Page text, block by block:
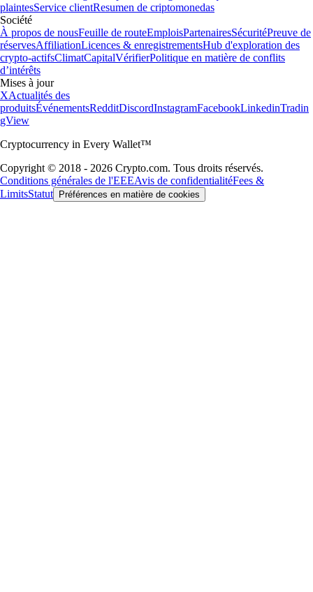
plaintesService clientResumen de criptomonedas
Société
À propos de nousFeuille de routeEmploisPartenairesSécuritéPreuve de
réservesAffiliationLicences & enregistrementsHub d'exploration des
crypto-actifsClimatCapitalVérifierPolitique en matière de conflits
d’intérêts
Mises à jour
XActualités des
produitsÉvénementsRedditDiscordInstagramFacebookLinkedinTradin
gView
Cryptocurrency in Every Wallet™
Copyright © 2018 - 2026 Crypto.com. Tous droits réservés.
Conditions générales de l'EEEAvis de confidentialitéFees &
LimitsStatut Préférences en matière de cookies